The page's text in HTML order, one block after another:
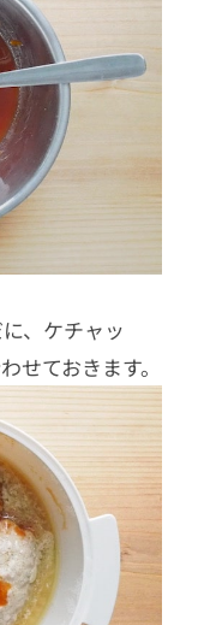
、ケチャッ
せておきます。